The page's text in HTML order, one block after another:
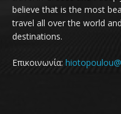
believe that is the most
travel all over the world
destinations.
Επικοινωνία: